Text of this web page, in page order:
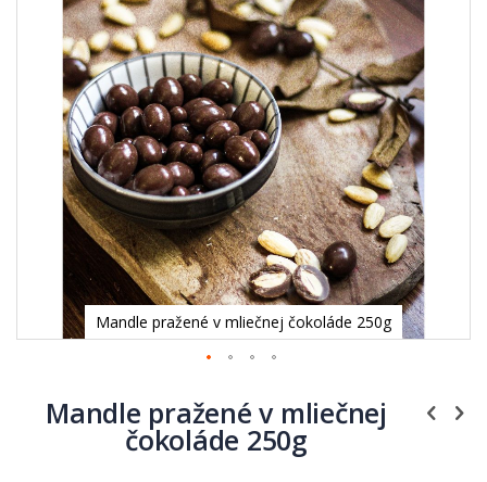
Mandle pražené v mliečnej čokoláde 250g
začiatokMandle pražené v mliečnej
čokoláde 250g